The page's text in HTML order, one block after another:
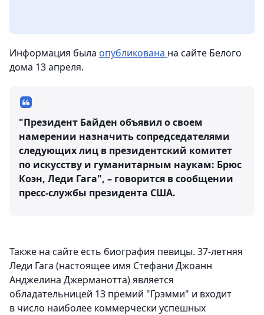
Информация была опубликована на сайте Белого
дома 13 апреля.
"Президент Байден объявил о своем
намерении назначить сопредседателями
следующих лиц в президентский комитет
по искусству и гуманитарным наукам: Брюс
Коэн, Леди Гага", – говорится в сообщении
пресс-службы президента США.
Также на сайте есть биография певицы. 37-летняя
Леди Гага (настоящее имя Стефани Джоанн
Анджелина Джерманотта) является
обладательницей 13 премий "Грэмми" и входит
в число наиболее коммерчески успешных